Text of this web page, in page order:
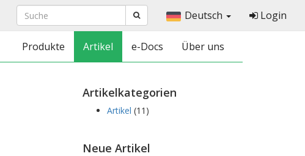
Deutsch Login
Produkte Artikel e-Docs Über uns
Artikelkategorien
Artikel (11)
Neue Artikel